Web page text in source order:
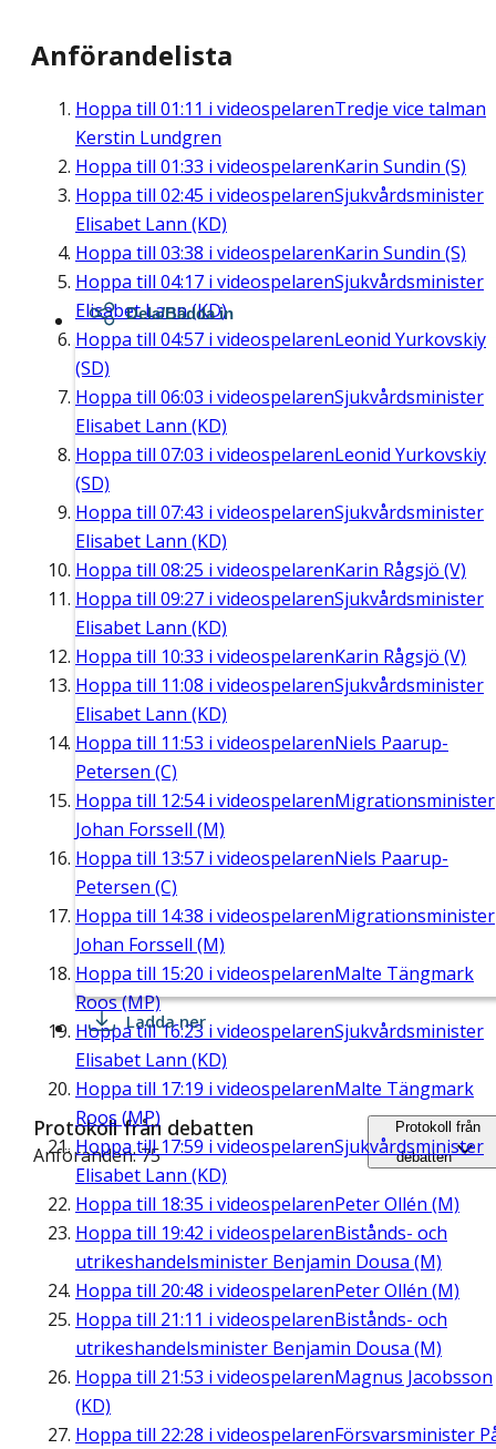
Anförandelista
Hoppa till 01:11 i videospelarenTredje vice talman
Kerstin Lundgren
Hoppa till 01:33 i videospelarenKarin Sundin (S)
Hoppa till 02:45 i videospelarenSjukvårdsminister
Elisabet Lann (KD)
Hoppa till 03:38 i videospelarenKarin Sundin (S)
Hoppa till 04:17 i videospelarenSjukvårdsminister
Elisabet Lann (KD)
Hoppa till 04:57 i videospelarenLeonid Yurkovskiy
(SD)
Hoppa till 06:03 i videospelarenSjukvårdsminister
Elisabet Lann (KD)
Hoppa till 07:03 i videospelarenLeonid Yurkovskiy
(SD)
Hoppa till 07:43 i videospelarenSjukvårdsminister
Elisabet Lann (KD)
Hoppa till 08:25 i videospelarenKarin Rågsjö (V)
Hoppa till 09:27 i videospelarenSjukvårdsminister
Elisabet Lann (KD)
Hoppa till 10:33 i videospelarenKarin Rågsjö (V)
Hoppa till 11:08 i videospelarenSjukvårdsminister
Elisabet Lann (KD)
Hoppa till 11:53 i videospelarenNiels Paarup-
Petersen (C)
Hoppa till 12:54i videospelarenMigrationsminister
Johan Forssell (M)
Hoppa till 13:57 i videospelarenNiels Paarup-
Petersen (C)
Hoppa till 14:38 i videospelarenMigrationsminister
Johan Forssell (M)
Hoppa till 15:20 i videospelarenMalte Tängmark
Roos (MP)
Hoppa till16:23 i videospelarenSjukvårdsminister
Elisabet Lann (KD)
Hoppa till 17:19 i videospelarenMalte Tängmark
Roos (MP)
Hoppa till17:59 i videospelarenSjukvårdsminister
Elisabet Lann (KD)
Hoppa till 18:35 i videospelarenPeter Ollén (M)
Hoppa till 19:42 i videospelarenBistånds- och
utrikeshandelsminister Benjamin Dousa (M)
Hoppa till 20:48 i videospelarenPeter Ollén (M)
Hoppa till 21:11 i videospelarenBistånds- och
utrikeshandelsminister Benjamin Dousa (M)
Hoppa till 21:53 i videospelarenMagnus Jacobsson
(KD)
Hoppa till 22:28 i videospelarenFörsvarsminister
Dela/Bädda in
Ladda ner
Protokoll från debatten
Anföranden: 75
Protokoll från
debatten